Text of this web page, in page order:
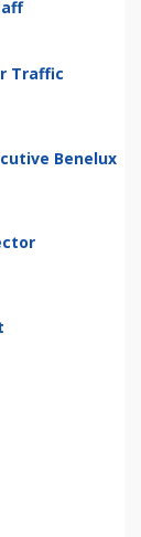
Traffic
Benelux